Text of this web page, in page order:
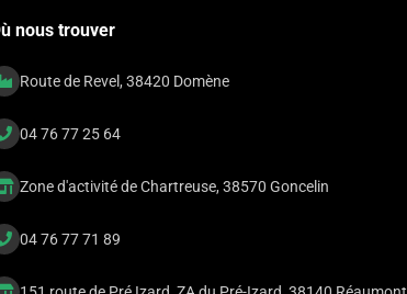
nous trouver
Route de Revel, 38420 Domène
04 76 77 25 64
Zone d'activité de Chartreuse, 38570 Goncelin
04 76 77 71 89